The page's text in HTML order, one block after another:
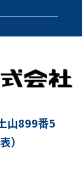
山899番5
）